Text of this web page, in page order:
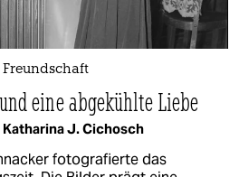
eine abgekühlte Liebe
Katharina J. Cichosch
fotografierte das